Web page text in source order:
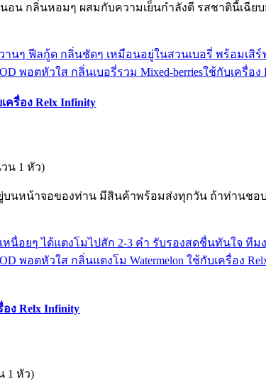
อน กลิ่นหอมๆ ผสมกับความเย็นกำลังดี รสชาตินี้เฉีย
พอตหัวใส กลิ่นเบอรี่รวม Mixed-berriesใช้กับเครื่อง
ครื่อง Relx Infinity
น 1 หัว)
นหน้าจอของท่าน มีสินค้าพร้อมส่งทุกวัน ถ้าท่านชอบ
พอตหัวใส กลิ่นแตงโม Watermelon ใช้กับเครื่อง
ง Relx Infinity
1 หัว)